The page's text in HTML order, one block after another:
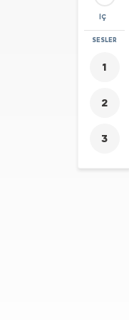
İÇ
YAKINLAŞTIR
SESLER